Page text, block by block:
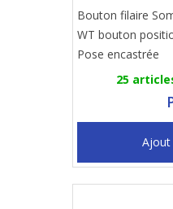
Bouton filaire
WT bouton
Pose encastrée
25
Ajout